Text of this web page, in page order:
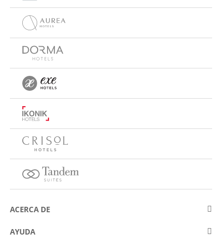
ACERCA DE
Sobre Eurostars Hotel Company
AYUDA